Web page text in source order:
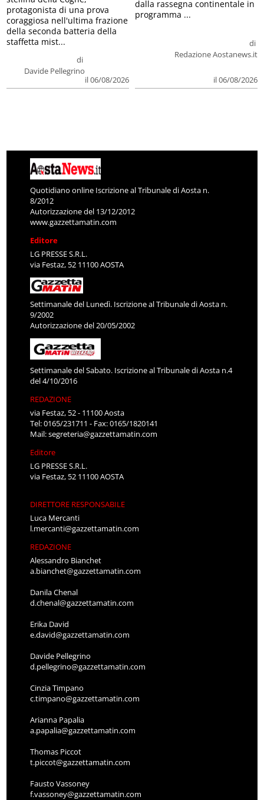
di
Davide Pellegrino
il 06/08/2026
protagonista di una prova
coraggiosa nell'ultima frazione
della seconda batteria della
staffetta mist...
di
Redazione Aostanews.it
il 06/08/2026
dalla rassegna continentale in
programma ...
Quotidiano online Iscrizione al Tribunale di Aosta n.
8/2012
Autorizzazione del 13/12/2012
www.gazzettamatin.com
Editore
LG PRESSE S.R.L.
via Festaz, 52 11100 AOSTA
Settimanale del Lunedì. Iscrizione al Tribunale di Aosta n.
9/2002
Autorizzazione del 20/05/2002
Settimanale del Sabato. Iscrizione al Tribunale di Aosta n.4
del 4/10/2016
REDAZIONE
via Festaz, 52 - 11100 Aosta
Tel: 0165/231711 - Fax: 0165/1820141
Mail:segreteria@gazzettamatin.com
Editore
LG PRESSE S.R.L.
via Festaz, 52 11100 AOSTA
DIRETTORE RESPONSABILE
Luca Mercanti
l.mercanti@gazzettamatin.com
REDAZIONE
Alessandro Bianchet
a.bianchet@gazzettamatin.com
Danila Chenal
d.chenal@gazzettamatin.com
Erika David
e.david@gazzettamatin.com
Davide Pellegrino
d.pellegrino@gazzettamatin.com
Cinzia Timpano
c.timpano@gazzettamatin.com
Arianna Papalia
a.papalia@gazzettamatin.com
Thomas Piccot
t.piccot@gazzettamatin.com
Fausto Vassoney
f.vassoney@gazzettamatin.com